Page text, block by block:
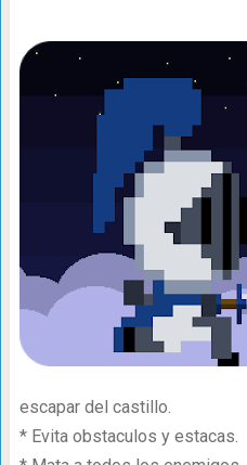
escapar del castillo.
* Evita obstaculos y estacas.